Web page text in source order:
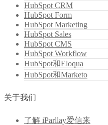
HubSpot CRM
HubSpot Form
HubSpot Marketing
HubSpot Sales
HubSpot CMS
HubSpot Workflow
HubSpot和Eloqua
HubSpot和Marketo
关于我们
了解 iParllay爱信来